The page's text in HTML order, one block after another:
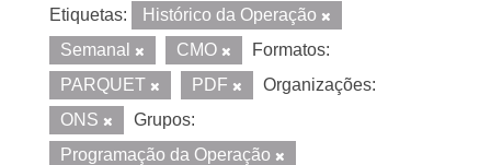
Etiquetas:
Histórico da Operação
Semanal
CMO
Formatos:
PARQUET
PDF
Organizações:
ONS
Grupos:
Programação da Operação